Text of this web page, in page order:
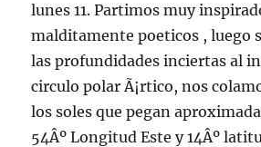
lunes 11. Partimos muy
malditamente poeticos , luego
las profundidades inciertas al
circulo polar Ã¡rtico, nos
los soles que pegan
54Âº Longitud Este y 14Âº